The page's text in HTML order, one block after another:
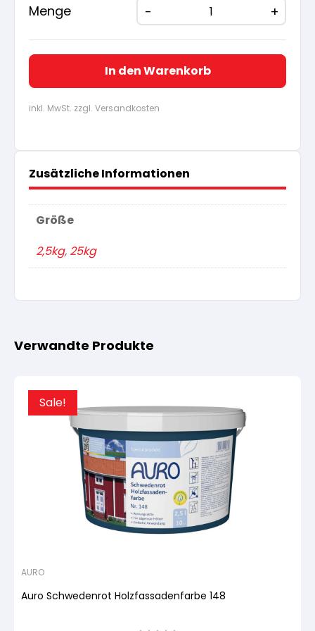
Menge
In den Warenkorb
inkl. MwSt. zzgl. Versandkosten
Zusätzliche Informationen
Größe
2,5kg, 25kg
Verwandte Produkte
Sale!
AURO
Auro Schwedenrot Holzfassadenfarbe 148